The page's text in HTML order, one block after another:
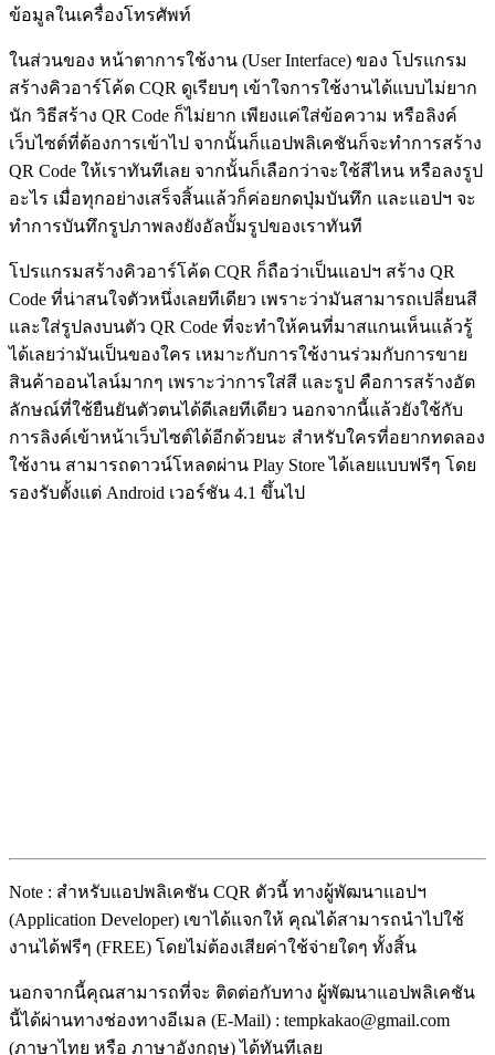
ข้อมูลในเครื่องโทรศัพท์
ในส่วนของ หน้าตาการใช้งาน (User Interface) ของ โปรแกรม
สร้างคิวอาร์โค้ด CQR ดูเรียบๆ เข้าใจการใช้งานได้แบบไม่ยาก
นัก วิธีสร้าง QR Code ก็ไม่ยาก เพียงแค่ใส่ข้อความ หรือลิงค์
เว็บไซต์ที่ต้องการเข้าไป จากนั้นก็แอปพลิเคชันก็จะทำการสร้าง
QR Code ให้เราทันทีเลย จากนั้นก็เลือกว่าจะใช้สีไหน หรือลงรูป
อะไร เมื่อทุกอย่างเสร็จสิ้นแล้วก็ค่อยกดปุ่มบันทึก และแอปฯ จะ
ทำการบันทึกรูปภาพลงยังอัลบั้มรูปของเราทันที
โปรแกรมสร้างคิวอาร์โค้ด CQR ก็ถือว่าเป็นแอปฯ สร้าง QR
Code ที่น่าสนใจตัวหนึ่งเลยทีเดียว เพราะว่ามันสามารถเปลี่ยนสี
และใส่รูปลงบนตัว QR Code ที่จะทำให้คนที่มาสแกนเห็นแล้วรู้
ได้เลยว่ามันเป็นของใคร เหมาะกับการใช้งานร่วมกับการขาย
สินค้าออนไลน์มากๆ เพราะว่าการใส่สี และรูป คือการสร้างอัต
ลักษณ์ที่ใช้ยืนยันตัวตนได้ดีเลยทีเดียว นอกจากนี้แล้วยังใช้กับ
การลิงค์เข้าหน้าเว็บไซต์ได้อีกด้วยนะ สำหรับใครที่อยากทดลอง
ใช้งาน สามารถดาวน์โหลดผ่าน Play Store ได้เลยแบบฟรีๆ โดย
รองรับตั้งแต่ Android เวอร์ชัน 4.1 ขึ้นไป
Note : สำหรับแอปพลิเคชัน CQR ตัวนี้ ทางผู้พัฒนาแอปฯ
(Application Developer) เขาได้แจกให้ คุณได้สามารถนำไปใช้
งานได้ฟรีๆ (FREE) โดยไม่ต้องเสียค่าใช้จ่ายใดๆ ทั้งสิ้น
นอกจากนี้คุณสามารถที่จะ ติดต่อกับทาง ผู้พัฒนาแอปพลิเคชัน
นี้ได้ผ่านทางช่องทางอีเมล (E-Mail) : tempkakao@gmail.com
(ภาษาไทย หรือ ภาษาอังกฤษ) ได้ทันทีเลย